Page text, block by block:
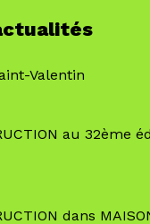
Valentin
au 32ème
dans